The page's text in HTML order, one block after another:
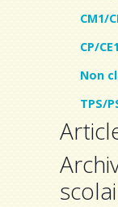
CM1/
CP/
Non
TPS/